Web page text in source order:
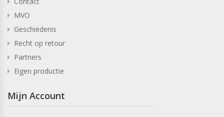
MVO
Geschiedenis
Recht op retour
Partners
Eigen productie
Mijn Account